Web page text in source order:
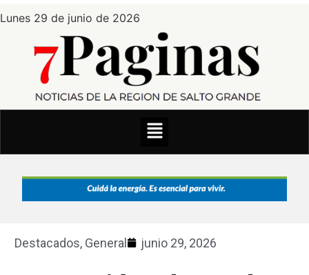
Lunes 29 de junio de 2026
Destacados, General junio 29, 2026